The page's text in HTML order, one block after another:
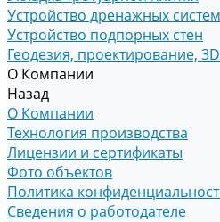
Устройство дренажных систем
Устройство подпорных стен
Геодезия, проектирование,
О Компании
Назад
О Компании
Технология производства
Лицензии и сертификаты
Фото объектов
Политика
Сведения о работодателе